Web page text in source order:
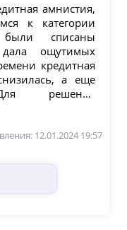
амнистия,
к категории
были списаны
ощутимых
кредитная
а еще
решения
12.01.2024 19:57